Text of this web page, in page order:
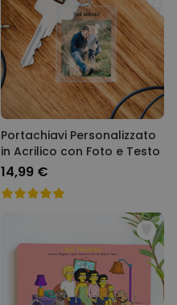
Portachiavi Personalizzato
in Acrilico con Foto e Testo
14,99 €